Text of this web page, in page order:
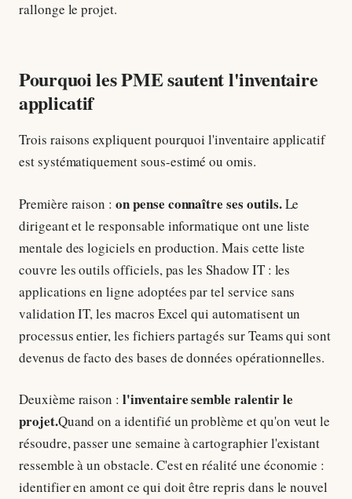
rallonge le projet.
Pourquoi les PME sautent l'inventaire
applicatif
Trois raisons expliquent pourquoi l'inventaire applicatif
est systématiquement sous-estimé ou omis.
Première raison :on pense connaître ses outils.Le
dirigeant et le responsable informatique ont une liste
mentale des logiciels en production. Mais cette liste
couvre les outils officiels, pas les Shadow IT : les
applications en ligne adoptées par tel service sans
validation IT, les macros Excel qui automatisent un
processus entier, les fichiers partagés sur Teams qui sont
devenus de facto des bases de données opérationnelles.
Deuxième raison :l'inventaire semble ralentir le
projet.Quand on a identifié un problème et qu'on veut le
résoudre, passer une semaine à cartographier l'existant
ressemble à un obstacle. C'est en réalité une économie :
identifier en amont ce qui doit être repris dans le nouvel